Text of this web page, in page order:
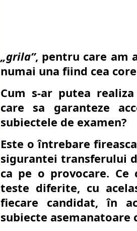
„grila”, pentru care am
numai una fiind cea
Cum s-ar putea
care sa garanteze
subiectele de examen?
Este o întrebare
sigurantei transferului
ca pe o provocare. Ce
teste diferite, cu
fiecare candidat, în
subiecte asemanatoare